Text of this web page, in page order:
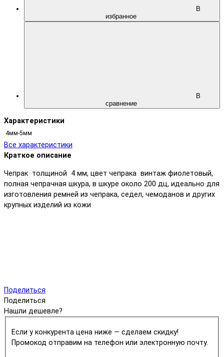
В
избранное
В
сравнение
Характеристики
4мм-5мм
Все характеристики
Краткое описание
Чепрак толщиной 4 мм, цвет чепрака винтаж фиолетовый,
полная чепрачная шкура, в шкуре около 200 дц, идеально для
изготовления ремней из чепрака, седел, чемоданов и других
крупных изделий из кожи
Поделиться
Поделиться
Нашли дешевле?
Если у конкурента цена ниже — сделаем скидку!
Промокод отправим на телефон или электронную почту.